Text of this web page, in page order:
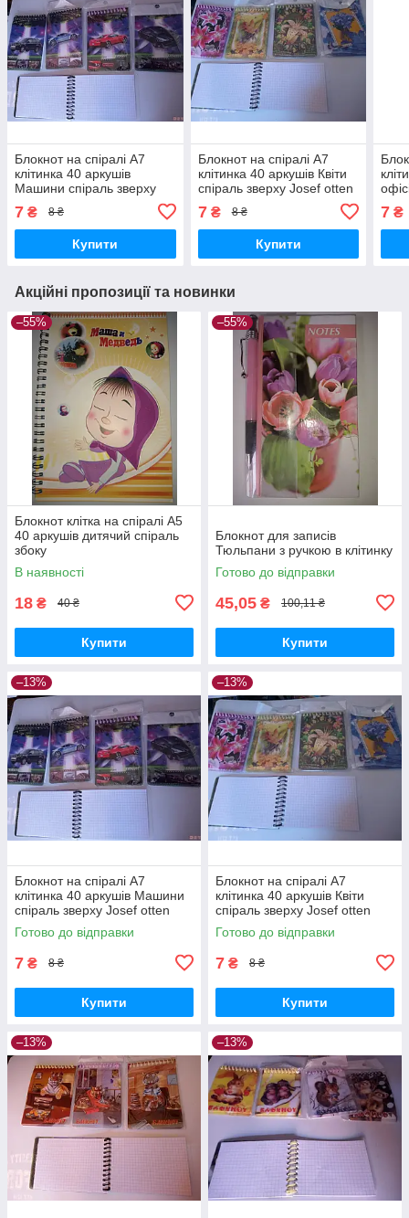
Блокнот на спіралі А7
клітинка 40 аркушів
Машини спіраль зверху
7 ₴ 8 ₴
Купити
Блокнот на спіралі А7
клітинка 40 аркушів Квіти
спіраль зверху Josef otten
7₴ 8 ₴
Купити
7 ₴
Акційні пропозиції та новинки
–55%
Блокнот клітка на спіралі А5
40 аркушів дитячий спіраль
збоку
В наявності
18 ₴ 40 ₴
Купити
–55%
Блокнот для записів
Тюльпани з ручкою в клітинку
Готово до відправки
45,05 ₴ 100,11 ₴
Купити
–13%
Блокнот на спіралі А7
клітинка 40 аркушів Машини
спіраль зверху Josef otten
Готово до відправки
7 ₴ 8 ₴
Купити
–13%
Блокнот на спіралі А7
клітинка 40 аркушів Квіти
спіраль зверху Josef otten
Готово до відправки
7 ₴ 8 ₴
Купити
–13% –13%